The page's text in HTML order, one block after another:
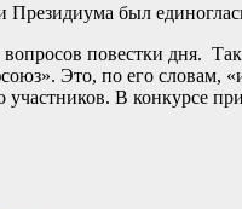
Президиума был
повестки дня.
Это, по его словам,
В конкурсе